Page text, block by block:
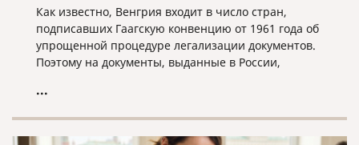
Как известно, Венгрия входит в число стран,
подписавших Гаагскую конвенцию от 1961 года об
упрощенной процедуре легализации документов.
Поэтому на документы, выданные в России,
...